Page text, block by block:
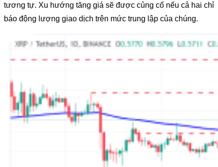
tương tự. Xu hướng tăng giá sẽ được củng cố nếu cả hai chỉ
báo động lượng giao dịch trên mức trung lập của chúng.